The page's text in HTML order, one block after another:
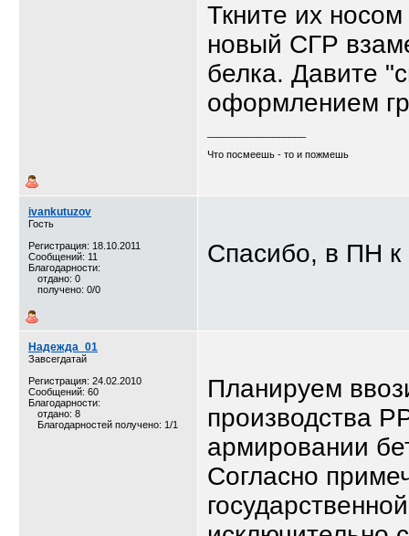
Ткните их носом
новый СГР
белка. Давите
оформлением
Что посмеешь - то и пожмешь
ivankutuzov
Гость
Регистрация: 18.10.2011
Сообщений: 11
Благодарности:
отдано: 0
получено: 0/0
Спасибо, в ПН к
Надежда_01
Завсегдатай
Регистрация: 24.02.2010
Сообщений: 60
Благодарности:
отдано: 8
Благодарностей получено: 1/1
Планируем
производства
армировании
Согласно